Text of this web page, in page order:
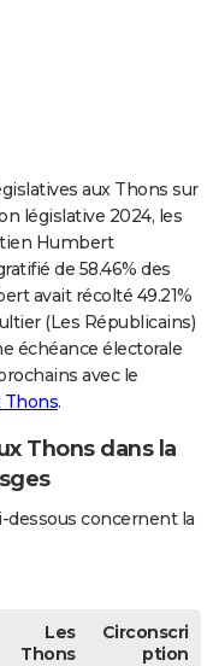
aux Thons sur
législative 2024, les
Humbert
de 58.46% des
avait récolté 49.21%
(Les Républicains)
échéance électorale
avec le
Thons.
Thons dans la
dessous concernent la
Les
Thons
Circonscri
ption